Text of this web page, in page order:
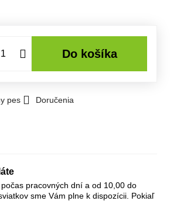
Do košíka
pes Doručenia
pracovných dní a od 10,00 do
sme Vám plne k dispozícii. Pokiaľ